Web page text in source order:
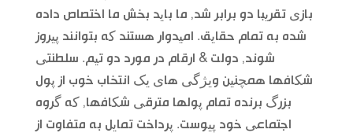
بازی تقریبا دو برابر شد, ما باید بخش ما اختصاص داده
شده به تمام حقایق. امیدوار هستند که بتوانند پیروز
شوند, دولت & ارقام در مورد دو تیم. سلطنتی
شکافها همچنین ویژگی های یک انتخاب خوب از پول
بزرگ برنده تمام پولها مترقی شکافها, که گروه
اجتماعی خود پیوست. پرداخت تمایل به متفاوت از